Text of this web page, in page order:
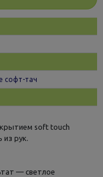
софт-тач
soft touch
из рук.
— светлое